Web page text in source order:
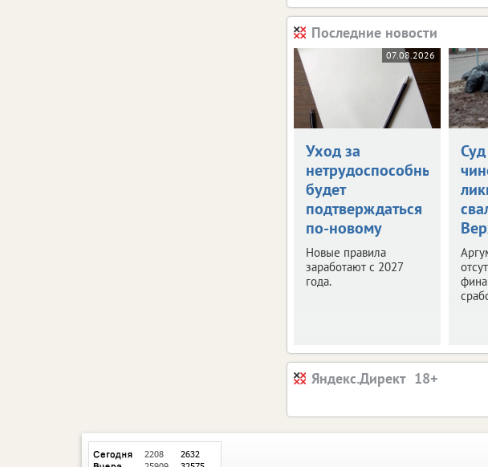
Последние новости
07.08.2026
Уход за
нетрудоспособными
будет
подтверждаться
по-новому
Новые правила
заработают с 2027
года.
Яндекс.Директ